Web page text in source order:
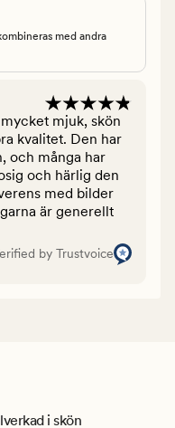
med andra
mjuk, skön
kvalitet. Den har
och många har
och härlig den
med bilder
är generellt
by Trustvoice
i skön